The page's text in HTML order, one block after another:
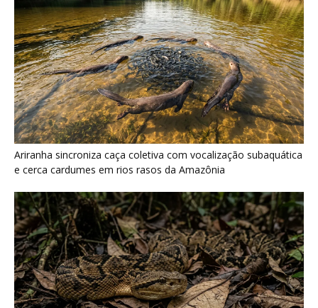
Ariranha sincroniza caça coletiva com vocalização subaquática
e cerca cardumes em rios rasos da Amazônia